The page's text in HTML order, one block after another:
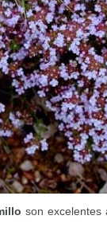
son excelentes